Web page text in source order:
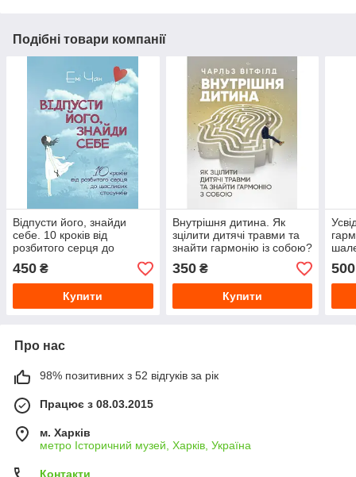
Подібні товари компанії
Відпусти його, знайди
себе. 10 кроків від
розбитого серця до
щасливих стосунків
450 ₴
Купити
Внутрішня дитина. Як
зцілити дитячі травми та
знайти гармонію із собою?
Чарльз Вітфілд
350₴
Купити
500
Про нас
98% позитивних з 52 відгуків за рік
Працює з 08.03.2015
м. Харків
метро Історичний музей, Харків, Україна
Контакти